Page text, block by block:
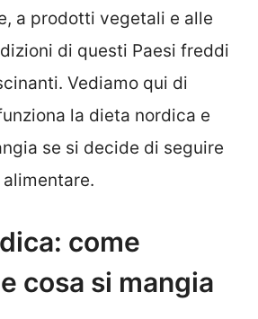
a prodotti vegetali e alle
di questi Paesi freddi
Vediamo qui di
la dieta nordica e
se si decide di seguire
come
cosa si mangia